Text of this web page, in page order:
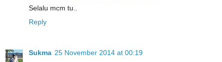
Selalu mcm tu..
Reply
Sukma 25 November 2014 at 00:19